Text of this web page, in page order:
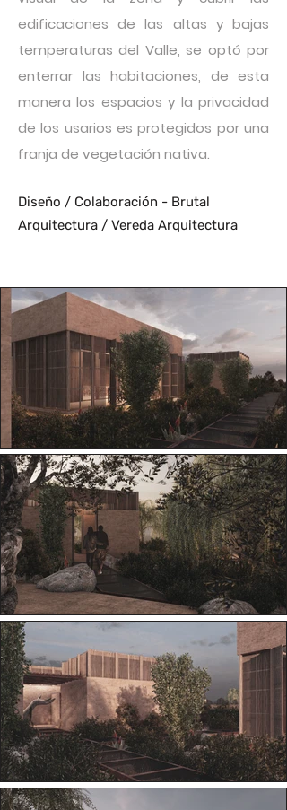
edificaciones de las altas y bajas
temperaturas del Valle, se optó por
enterrar las habitaciones, de esta
manera los espacios y la privacidad
de los usarios es protegidos por una
franja de vegetación nativa.
Diseño / Colaboración - Brutal
Arquitectura / Vereda Arquitectura